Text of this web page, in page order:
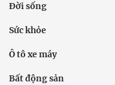
Đời sống
Sức khỏe
Ô tô xe máy
Bất động sản